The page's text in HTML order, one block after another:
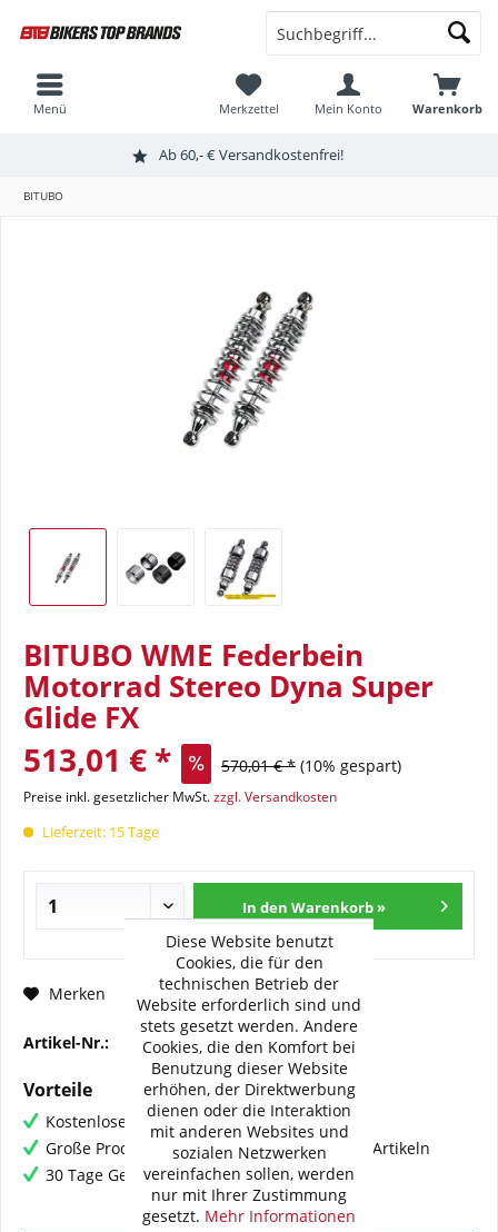
Ab 60,- € Versandkostenfrei!
Warenkorb
Merkzettel Mein Konto
Menü
BITUBO
BITUBO WME Federbein
Motorrad Stereo Dyna Super
Glide FX
513,01 € * 570,01 € * (10% gespart)
Preise inkl. gesetzlicher MwSt.zzgl. Versandkosten
Lieferzeit: 15 Tage
In den Warenkorb »
Merken Fragen zum Artikel?
Artikel-Nr.: BI-HD001-WME03
Vorteile
Kostenloser Versand ab € 60,- Bestellwert
Große Produktauswahl mit mehr als 80.000 Artikeln
30 Tage Geld-Zurück-Garantie
Diese Website benutzt
Cookies, die für den
technischen Betrieb der
Website erforderlich sind und
stets gesetzt werden. Andere
Cookies, die den Komfort bei
Benutzung dieser Website
erhöhen, der Direktwerbung
dienen oder die Interaktion
mit anderen Websites und
sozialen Netzwerken
vereinfachen sollen, werden
nur mit Ihrer Zustimmung
gesetzt. Mehr Informationen